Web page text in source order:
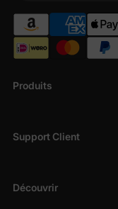
Produits
Support Client
Découvrir